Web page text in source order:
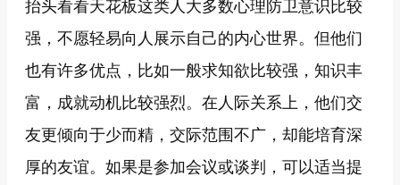
强，不愿轻易向人展示自己的内心世界。但他们
也有许多优点，比如一般求知欲比较强，知识丰
富，成就动机比较强烈。在人际关系上，他们交
友更倾向于少而精，交际范围不广，却能培育深
厚的友谊。如果是参加会议或谈判，可以适当提